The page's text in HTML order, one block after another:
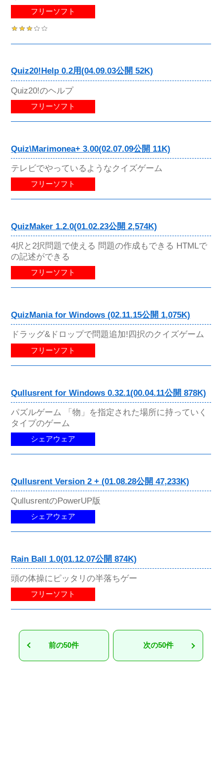
フリーソフト
Quiz20!Help 0.2用(04.09.03公開 52K)
Quiz20!のヘルプ
フリーソフト
Quiz\Marimonea+ 3.00(02.07.09公開 11K)
テレビでやっているようなクイズゲーム
フリーソフト
QuizMaker 1.2.0(01.02.23公開 2,574K)
4択と2択問題で使える 問題の作成もできる HTMLで
の記述ができる
フリーソフト
QuizMania for Windows (02.11.15公開 1,075K)
ドラッグ&ドロップで問題追加!四択のクイズゲーム
フリーソフト
Qullusrent for Windows 0.32.1(00.04.11公開 878K)
パズルゲーム 「物」を指定された場所に持っていく
タイプのゲーム
シェアウェア
Qullusrent Version 2 + (01.08.28公開 47,233K)
QullusrentのPowerUP版
シェアウェア
Rain Ball 1.0(01.12.07公開 874K)
頭の体操にピッタリの半落ちゲー
フリーソフト
前の50件 次の50件